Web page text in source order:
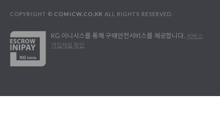
COPYRIGHT © COMICW.CO.KR ALL RIGHTS RESERVED.
KG 이니시스를 통해 구매안전서비스를 제공합니다. 서비스
가입사실 확인